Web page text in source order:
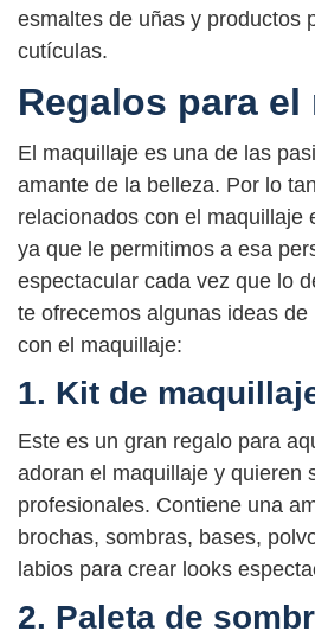
esmaltes de uñas y productos
cutículas.
Regalos para
El maquillaje es una de las
amante de la belleza. Por lo
relacionados con el maquillaje
ya que le permitimos a esa
espectacular cada vez que lo
te ofrecemos algunas ideas
con el maquillaje:
1. Kit de
Este es un gran regalo para
adoran el maquillaje y quieren
profesionales. Contiene una
brochas, sombras, bases,
labios para crear looks
2. Paleta de